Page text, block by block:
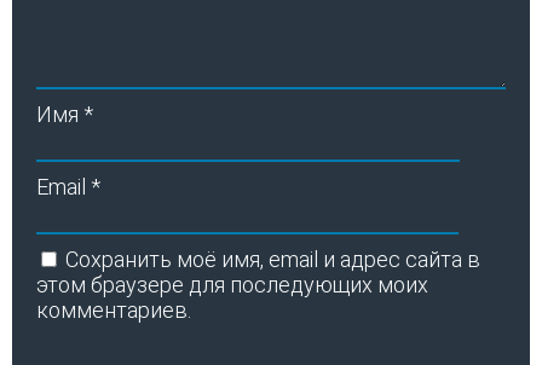
Имя *
Email *
Сохранить моё имя, email и адрес сайта в
этом браузере для последующих моих
комментариев.